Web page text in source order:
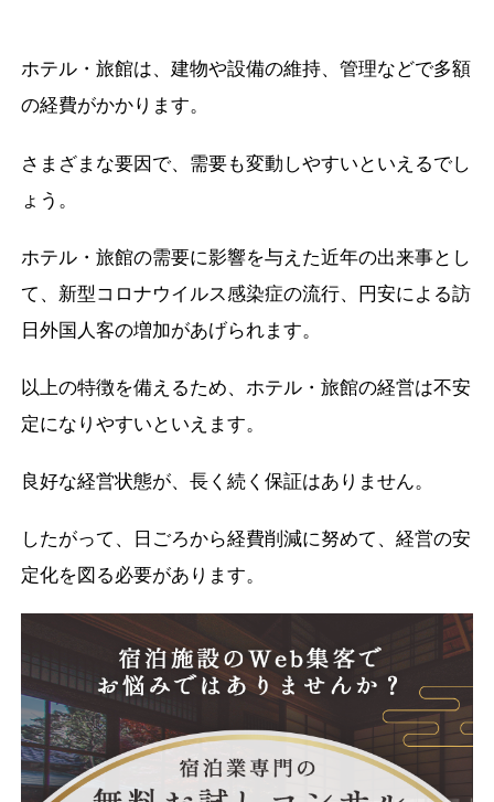
ホテル・旅館は、建物や設備の維持、管理などで多額
の経費がかかります。
さまざまな要因で、需要も変動しやすいといえるでし
ょう。
ホテル・旅館の需要に影響を与えた近年の出来事とし
て、新型コロナウイルス感染症の流行、円安による訪
日外国人客の増加があげられます。
以上の特徴を備えるため、ホテル・旅館の経営は不安
定になりやすいといえます。
良好な経営状態が、長く続く保証はありません。
したがって、日ごろから経費削減に努めて、経営の安
定化を図る必要があります。